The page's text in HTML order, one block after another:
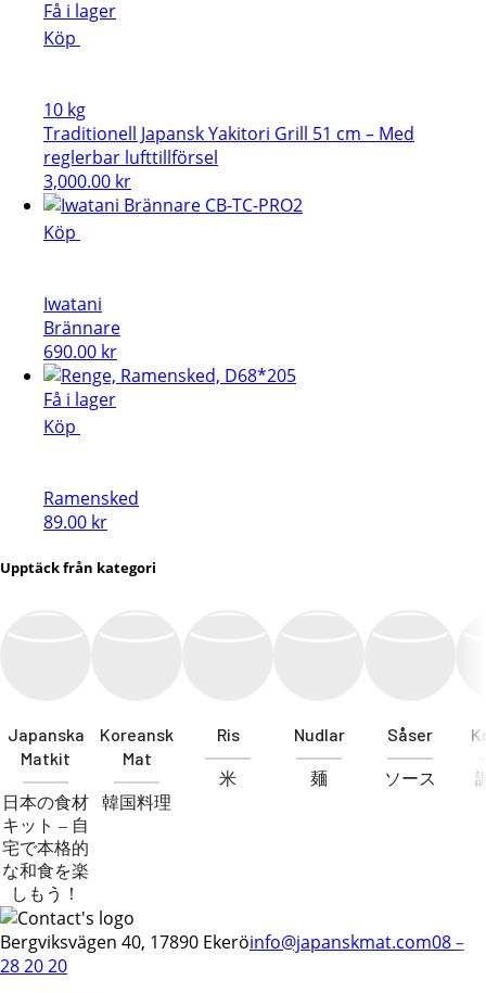
Få i lager
Köp
10 kg
Traditionell Japansk Yakitori Grill 51 cm – Med
reglerbar lufttillförsel
3,000.00 kr
Köp
Iwatani
Brännare
690.00 kr
Få i lager
Köp
Ramensked
89.00 kr
Upptäck från kategori
Japanska
Matkit
日本の食材
キット – 自
宅で本格的
な和食を楽
しもう！
Koreansk
Mat
韓国料理
Ris
米
Nudlar
麺
Såser
ソース
Bergviksvägen 40, 17890 Ekeröinfo@japanskmat.com08 –
28 20 20